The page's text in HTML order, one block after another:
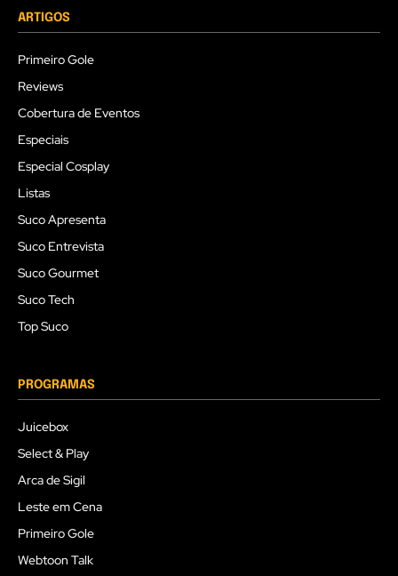
ARTIGOS
Primeiro Gole
Reviews
Cobertura de Eventos
Especiais
Especial Cosplay
Listas
Suco Apresenta
Suco Entrevista
Suco Gourmet
Suco Tech
Top Suco
PROGRAMAS
Juicebox
Select & Play
Arca de Sigil
Leste em Cena
Primeiro Gole
Webtoon Talk